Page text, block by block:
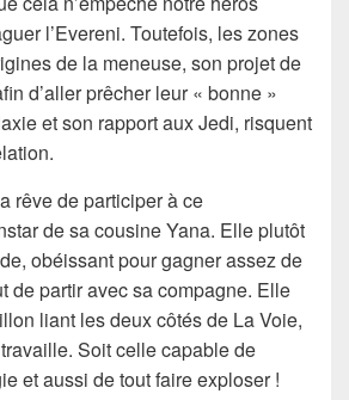
l’Evereni. Toutefois, les zones
de la meneuse, son projet de
d’aller prêcher leur « bonne »
et son rapport aux Jedi, risquent
rêve de participer à ce
de sa cousine Yana. Elle plutôt
obéissant pour gagner assez de
de partir avec sa compagne. Elle
liant les deux côtés de La Voie,
Soit celle capable de
et aussi de tout faire exploser !